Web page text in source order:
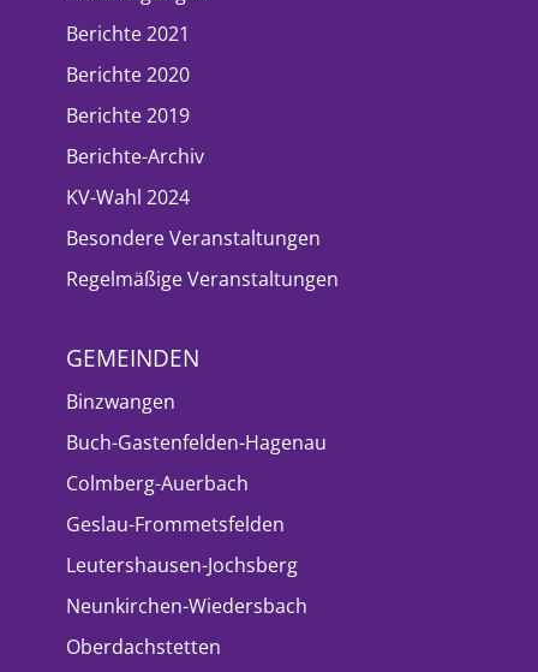
Berichte 2021
Berichte 2020
Berichte 2019
Berichte-Archiv
KV-Wahl 2024
Besondere Veranstaltungen
Regelmäßige Veranstaltungen
GEMEINDEN
Binzwangen
Buch-Gastenfelden-Hagenau
Colmberg-Auerbach
Geslau-Frommetsfelden
Leutershausen-Jochsberg
Neunkirchen-Wiedersbach
Oberdachstetten